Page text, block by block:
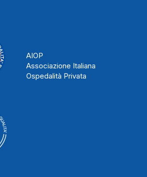
AIOP
Associazione Italiana
Ospedalità Privata